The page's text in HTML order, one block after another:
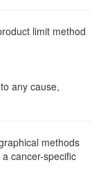
limit method
any cause,
methods
cancer-specific